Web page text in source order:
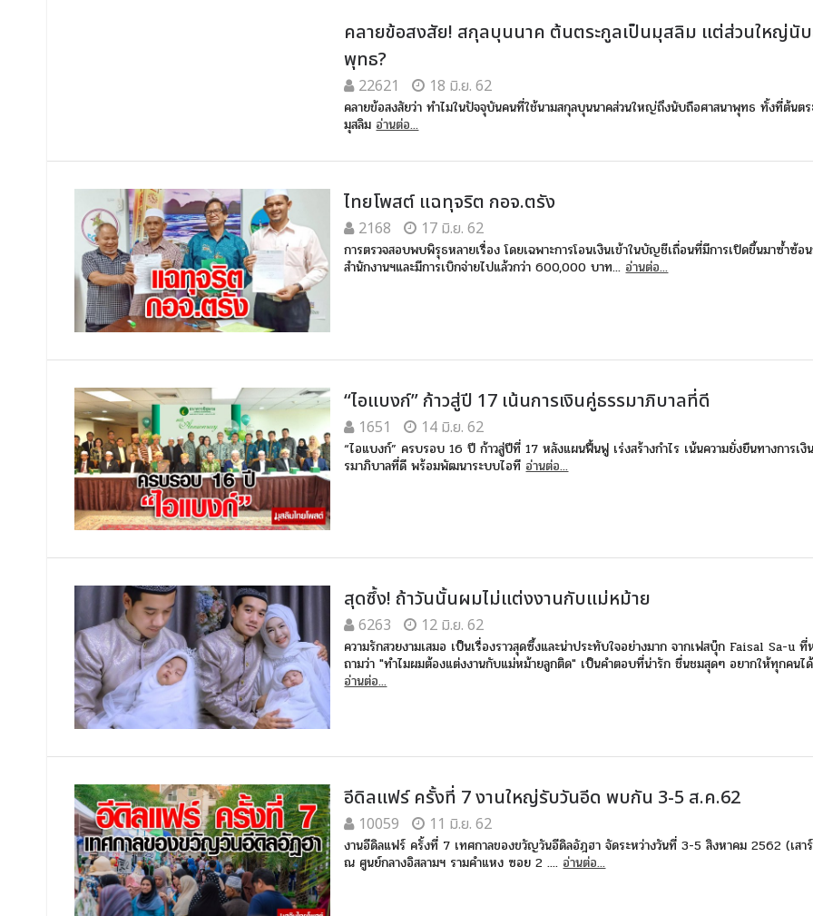
คลายข้อสงสัย! สกุลบุนนาค ต้นตระกูลเป็นมุสลิม แต่ส่วนใหญ่นั
พุทธ?
22621 18 มิ.ย. 62
คลายข้อสงสัยว่า ทำไมในปัจจุบันคนที่ใช้นามสกุลบุนนาคส่วนใหญ่ถึงนับถือศาสนาพุทธ ทั้งที่ต้นตร
มุสลิม อ่านต่อ...
ไทยโพสต์ แฉทุจริต กอจ.ตรัง
2168 17 มิ.ย. 62
การตรวจสอบพบพิรุธหลายเรื่อง โดยเฉพาะการโอนเงินเข้าในบัญชีเถื่อนที่มีการเปิดขึ้นมาซ้ำซ้
สำนักงานฯและมีการเบิกจ่ายไปแล้วกว่า 600,000 บาท... อ่านต่อ...
“ไอแบงก์” ก้าวสู่ปี 17 เน้นการเงินคู่ธรรมาภิบาลที่ดี
1651 14 มิ.ย. 62
“ไอแบงก์” ครบรอบ 16 ปี ก้าวสู่ปีที่ 17 หลังแผนฟื้นฟู เร่งสร้างกำไร เน้นความยั่งยืนทางการเงิ
รมาภิบาลที่ดี พร้อมพัฒนาระบบไอที อ่านต่อ...
สุดซึ้ง! ถ้าวันนั้นผมไม่แต่งงานกับแม่หม้าย
6263 12 มิ.ย. 62
ความรักสวยงามเสมอ เป็นเรื่องราวสุดซึ้งและน่าประทับใจอย่างมาก จากเฟสบุ๊ก Faisal Sa-u ที่
ถามว่า "ทำไมผมต้องแต่งงานกับแม่หม้ายลูกติด" เป็นคำตอบที่น่ารัก ชื่นชมสุดๆ อยากให้ทุกคนไ
อ่านต่อ...
อีดิลแฟร์ ครั้งที่ 7 งานใหญ่รับวันอีด พบกัน 3-5 ส.ค.62
10059 11 มิ.ย. 62
งานอีดิลแฟร์ ครั้งที่ 7 เทศกาลของขวัญวันอีดิลอัฎฮา จัดระหว่างวันที่ 3-5 สิงหาคม 2562 (เสา
ณ ศูนย์กลางอิสลามฯ รามคำแหง ซอย 2 .... อ่านต่อ...